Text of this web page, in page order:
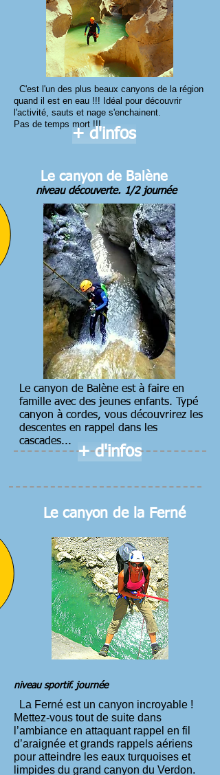
C'est l'un des plus beaux canyons de la région
quand il est en eau !!! Idéal pour découvrir
l'activité, sauts et nage s'enchainent.
Pas de temps mort !!!
+ d'infos
Le canyon de Balène
niveau découverte. 1/2 journée
Le canyon de Balène est à faire en
famille avec des jeunes enfants. Typé
canyon à cordes, vous découvrirez les
descentes en rappel dans les
cascades...
+ d'infos
Le canyon de la Ferné
niveau sportif. journée
La Ferné est un canyon incroyable !
Mettez-vous tout de suite dans
l’ambiance en attaquant rappel en fil
d’araignée et grands rappels aériens
pour atteindre les eaux turquoises et
limpides du grand canyon du Verdon.